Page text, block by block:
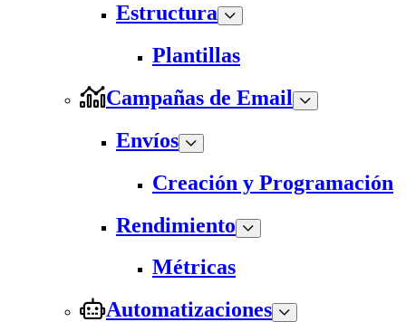
Estructura
Plantillas
Campañas de Email
Envíos
Creación y Programación
Rendimiento
Métricas
Automatizaciones